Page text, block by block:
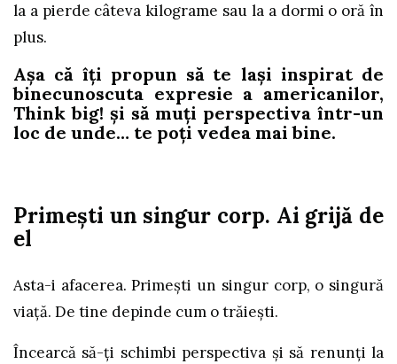
la a pierde câteva kilograme sau la a dormi o oră în
plus.
Așa că îți propun să te lași inspirat de
binecunoscuta expresie a americanilor,
Think big! și să muți perspectiva într-un
loc de unde… te poți vedea mai bine.
Primești un singur corp. Ai grijă de
el
Asta-i afacerea. Primești un singur corp, o singură
viață. De tine depinde cum o trăiești.
Încearcă să-ți schimbi perspectiva și să renunți la